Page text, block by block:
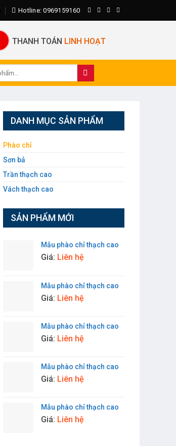
Hotline: 0969159160
THANH TOÁN LINH HOẠT
DANH MỤC SẢN PHẨM
Phào chỉ
Sơn bả
Trần thạch cao
Vách thạch cao
SẢN PHẨM MỚI
Mẫu phào chỉ thạch cao
Giá: Liên hệ
Mẫu phào chỉ thạch cao
Giá: Liên hệ
Mẫu phào chỉ thạch cao
Giá: Liên hệ
Mẫu phào chỉ thạch cao
Giá: Liên hệ
Mẫu phào chỉ thạch cao
Giá: Liên hệ